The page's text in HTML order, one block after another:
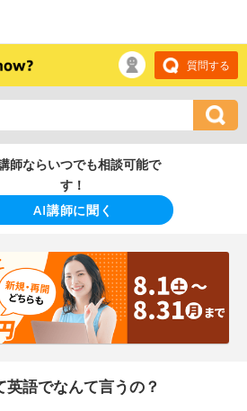
質問する
師ならいつでも相談可能で
す！
AI講師に聞く
語でなんて言うの？